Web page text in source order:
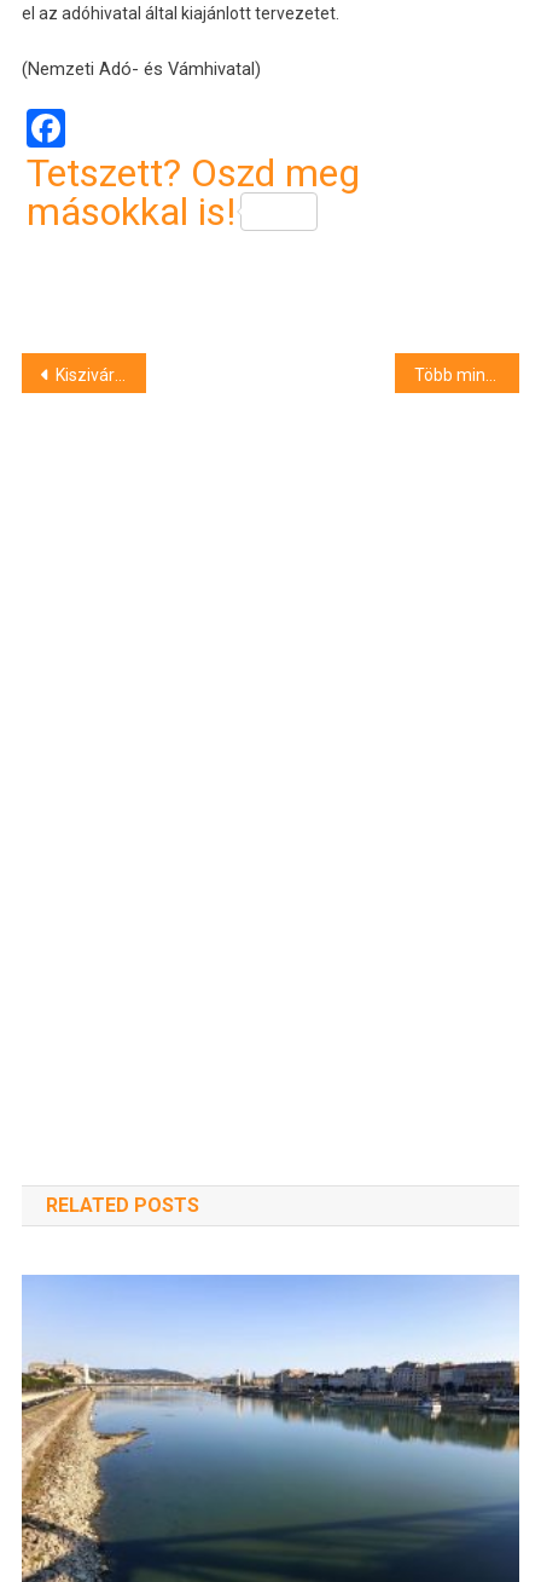
el az adóhivatal által kiajánlott tervezetet.
(Nemzeti Adó- és Vámhivatal)
Facebook
Tetszett? Oszd meg
másokkal is!
Bejegyzés
Kiszivárgott hangfelvétel: így verhette át Barcsa Lajos a debreceni választókat
RELATED POSTS